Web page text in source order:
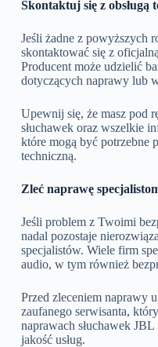
Skontaktuj się z obsługą
Jeśli żadne z powyższych
skontaktować się z
Producent może udzielić
dotyczących naprawy lub
Upewnij się, że masz pod
słuchawek oraz wszelkie
które mogą być potrzebne
techniczną.
Zleć naprawę
Jeśli problem z Twoimi
nadal pozostaje
specjalistów. Wiele firm
audio, w tym również
Przed zleceniem naprawy
zaufanego serwisanta,
naprawach słuchawek
jakość usług.